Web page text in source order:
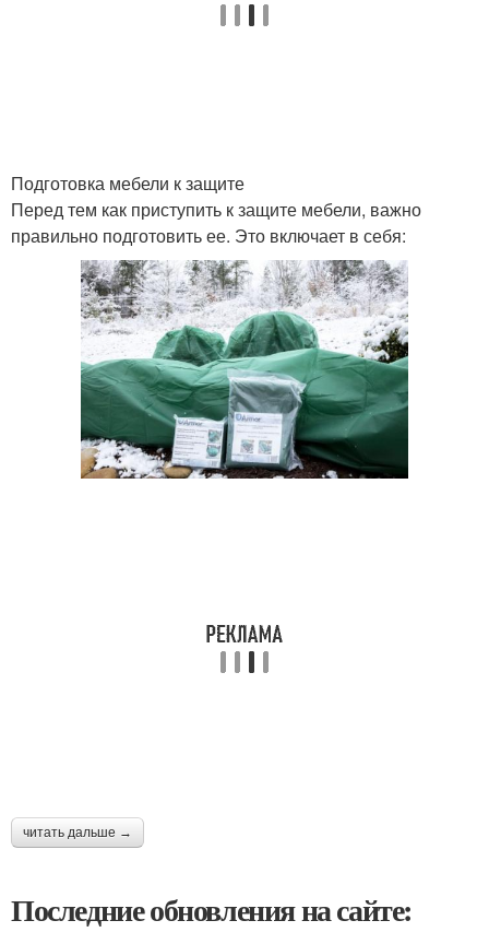
Подготовка мебели к защите
Перед тем как приступить к защите мебели, важно
правильно подготовить ее. Это включает в себя:
читать дальше →
Последние обновления на сайте: